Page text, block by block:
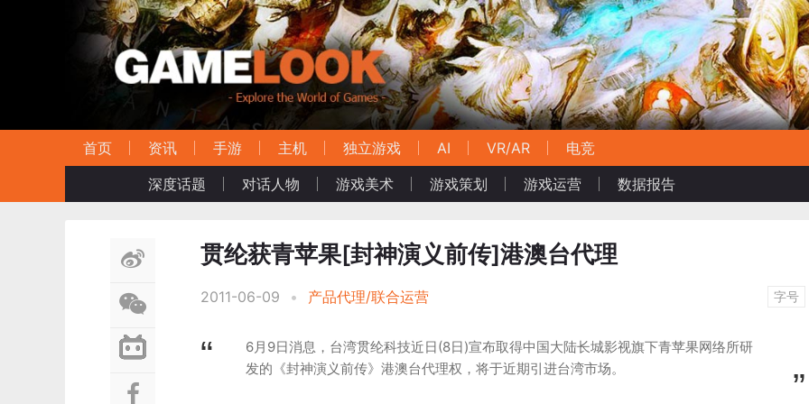
首页 资讯 手游 主机 独立游戏 AI VR/AR
电竞
深度话题
对话人物 游戏美术 游戏策划 游戏运营 数据报告
贯纶获青苹果[封神演义前传]港澳台代理
2011-06-09 • 产品代理/联合运营 字号
6月9日消息，台湾贯纶科技近日(8日)宣布取得中国大陆长城影视旗下青苹果网络所研
发的《封神演义前传》港澳台代理权，将于近期引进台湾市场。